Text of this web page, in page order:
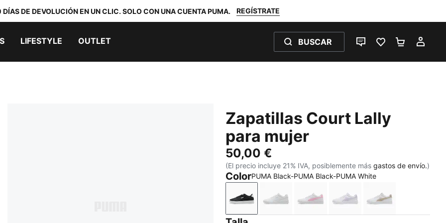
DE DEVOLUCIÓN EN UN CLIC. SOLO CON UNA CUENTA PUMA. REGÍSTRATE
LIFESTYLE OUTLET BUSCAR
CHAT EN DIRECTO
FAVORITOS 0
MI
Zapatillas Court Lally
para mujer
50,00 €
(El precio incluye 21% IVA, posiblemente másgastos de envío.)
ColorPUMA Black-PUMA Black-PUMA White
PUMA Black-PUMA Black-PUMA White
PUMA White-PUMA White-Cool Light Gray
PUMA White-Pink Shimmer
PUMA White-Light
PUMA White-